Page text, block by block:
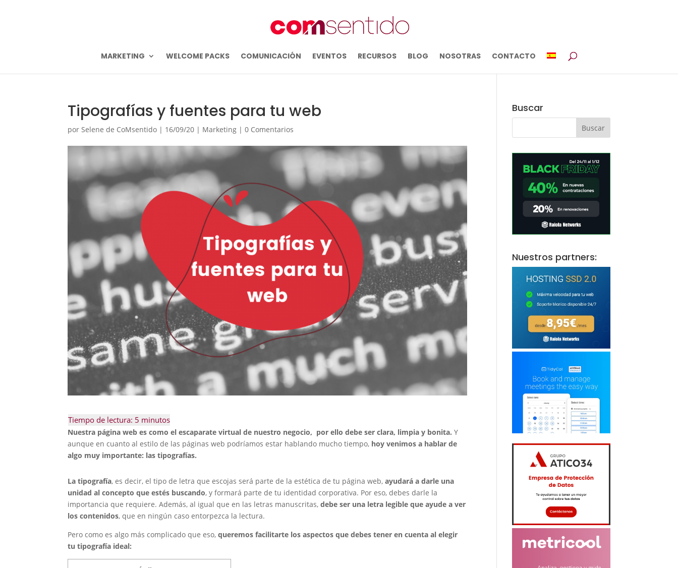
MARKETING WELCOME PACKS COMUNICACIÓN EVENTOS RECURSOS BLOG NOSOTRAS CONTACTO
Tipografías y fuentes para tu web
porSelene de CoMsentido | 16/09/20 | Marketing |0 Comentarios
Nuestra página web es como el escaparate virtual de nuestro negocio, por ello debe ser clara, limpia y bonita. Y
aunque en cuanto al estilo de las páginas web podríamos estar hablando mucho tiempo, hoy venimos a hablar de
algo muy importante: las tipografías.
La tipografía, es decir, el tipo de letra que escojas será parte de la estética de tu página web,ayudará a darle una
unidad al concepto que estés buscando, y formará parte de tu identidad corporativa. Por eso, debes darle la
importancia que requiere. Además, al igual que en las letras manuscritas,debe ser una letra legible que ayude a ver
los contenidos, que en ningún caso entorpezca la lectura.
Pero como es algo más complicado que eso,queremos facilitarte los aspectos que debes tener en cuenta al elegir
tu tipografía ideal:
Buscar
Nuestros partners: